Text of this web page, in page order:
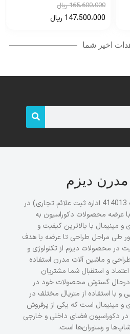
165،600،000 ریال
147،500،000 ریال
اخیر شما
مدرن دیزم
برند دیزم DZOM (شماره ثبت 414013 اداره ثبت علائم تجاری) در
کار خود را با عرضه محصولات دکوراسیون به
مینیمال با بالاترین کیفیت و
طی مراحل طراحی تا عرضه با هدف
در محصولات دیزم از تکنولوژی و
و ماشین آلات مدرن استفاده
و استقبال شما مشتریان
گرامی، مجموعه دیزم DZOM درحال گسترش محصولات خود در
و با استفاده از متریال مختلف در
و مینیمال است که یکی از پرفروش
در دکوراسیون فضای داخلی و خارجی
و رستوران‌ها است.